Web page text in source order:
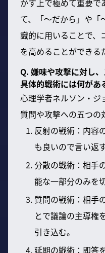
て、「～だから」や「
識的に用いることで、
を高めることができる
Q. 嫌味や攻撃に対し
具体的戦術には何があ
心理学者ネルソン・ジ
質問や攻撃への五つの
反射の戦術：内容
も良いので言い返す
分散の戦術：相手
能な一部分のみを
質問の戦術：相手
とで議論の主導権
引き込む。
延期の戦術：即答